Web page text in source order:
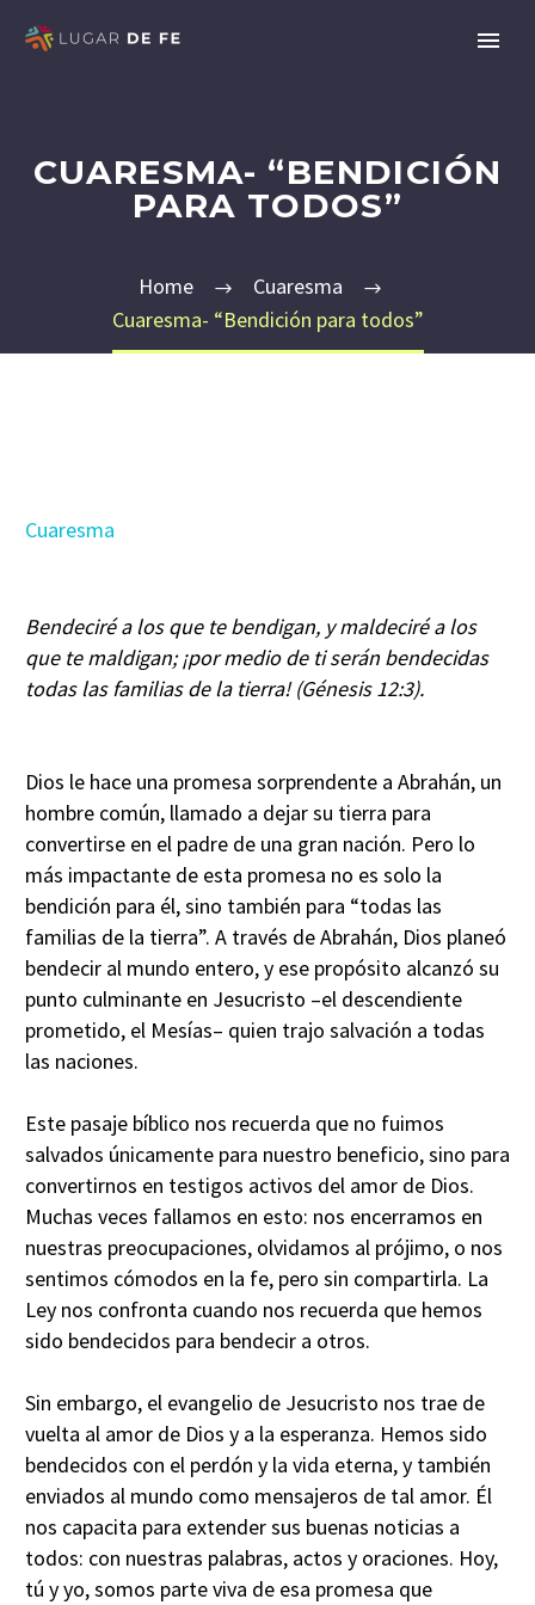
CUARESMA- “BENDICIÓN
PARA TODOS”
Home
Cuaresma
Cuaresma- “Bendición para todos”
Cuaresma
Bendeciré a los que te bendigan, y maldeciré a los
que te maldigan; ¡por medio de ti serán bendecidas
todas las familias de la tierra! (Génesis 12:3).
Dios le hace una promesa sorprendente a Abrahán, un
hombre común, llamado a dejar su tierra para
convertirse en el padre de una gran nación. Pero lo
más impactante de esta promesa no es solo la
bendición para él, sino también para “todas las
familias de la tierra”. A través de Abrahán, Dios planeó
bendecir al mundo entero, y ese propósito alcanzó su
punto culminante en Jesucristo –el descendiente
prometido, el Mesías– quien trajo salvación a todas
las naciones.
Este pasaje bíblico nos recuerda que no fuimos
salvados únicamente para nuestro beneficio, sino para
convertirnos en testigos activos del amor de Dios.
Muchas veces fallamos en esto: nos encerramos en
nuestras preocupaciones, olvidamos al prójimo, o nos
sentimos cómodos en la fe, pero sin compartirla. La
Ley nos confronta cuando nos recuerda que hemos
sido bendecidos para bendecir a otros.
Sin embargo, el evangelio de Jesucristo nos trae de
vuelta al amor de Dios y a la esperanza. Hemos sido
bendecidos con el perdón y la vida eterna, y también
enviados al mundo como mensajeros de tal amor. Él
nos capacita para extender sus buenas noticias a
todos: con nuestras palabras, actos y oraciones. Hoy,
tú y yo, somos parte viva de esa promesa que